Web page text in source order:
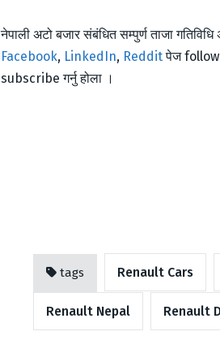
नेपाली अटो बजार संबंधित सम्पुर्ण ताजा गतिविधि
Facebook, LinkedIn, Redditपेज follow
subscribe गर्नु होला ।
tags Renault Cars
Renault Nepal Renault